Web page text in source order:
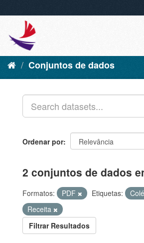
Conjuntos de dados
Ordenar por
2 conjuntos de dados
Formatos: PDF Etiquetas:
Receita
Filtrar Resultados